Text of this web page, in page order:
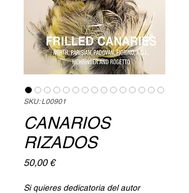
SKU: L00901
CANARIOS
RIZADOS
50,00 €Precio
Si quieres dedicatoria del autor